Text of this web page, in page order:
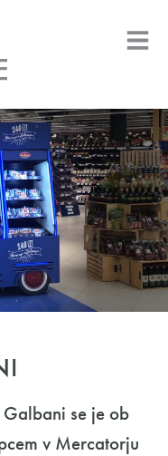
se je ob
v Mercatorju